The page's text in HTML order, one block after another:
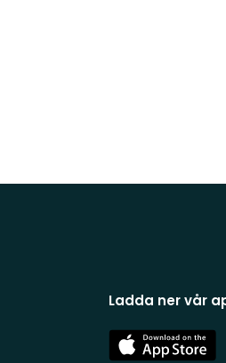
Ladda ner vår
App
Store